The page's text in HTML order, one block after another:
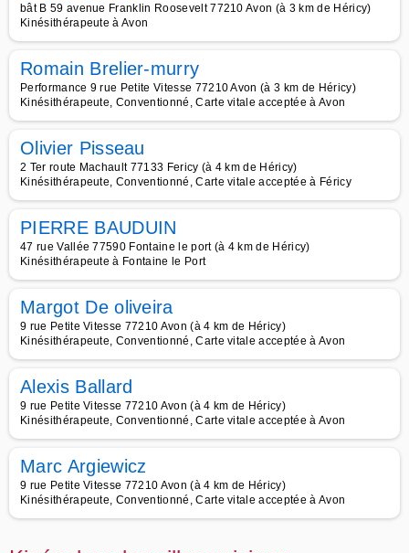
bât B 59 avenue Franklin Roosevelt 77210 Avon (à 3 km de Héricy)
Kinésithérapeute à Avon
Romain Brelier-murry
Performance 9 rue Petite Vitesse 77210 Avon (à 3 km de Héricy)
Kinésithérapeute, Conventionné, Carte vitale acceptée à Avon
Olivier Pisseau
2 Ter route Machault 77133 Fericy (à 4 km de Héricy)
Kinésithérapeute, Conventionné, Carte vitale acceptée à Féricy
PIERRE BAUDUIN
47 rue Vallée 77590 Fontaine le port (à 4 km de Héricy)
Kinésithérapeute à Fontaine le Port
Margot De oliveira
9 rue Petite Vitesse 77210 Avon (à 4 km de Héricy)
Kinésithérapeute, Conventionné, Carte vitale acceptée à Avon
Alexis Ballard
9 rue Petite Vitesse 77210 Avon (à 4 km de Héricy)
Kinésithérapeute, Conventionné, Carte vitale acceptée à Avon
Marc Argiewicz
9 rue Petite Vitesse 77210 Avon (à 4 km de Héricy)
Kinésithérapeute, Conventionné, Carte vitale acceptée à Avon